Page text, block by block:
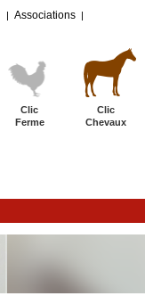
| Associations |
Clic
Ferme
Clic
Chevaux